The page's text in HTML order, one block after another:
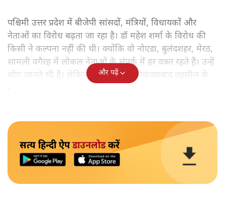
पश्चिमी उत्तर प्रदेश में बीजेपी सांसदों, मंत्रियों, विधायकों और
नेताओं का विरोध बढ़ता जा रहा है। डॉ महेश शर्मा के विरोध की
किसी ने कल्पना नहीं की थी। क्योंकि वो नोएडा, बुलंदशहर, मेरठ,
शामली वगैरह में लोकल नेताओं के संपर्क में हर वक्त रहते हैं। उन्हें
लोग जानते भी हैं। लेकिन बुलंदशहर की सिकंदराबाद तहसील के
गांव दुल्हेरा में लोगों ने उनका घेराव कर लिया।
और पढ़ें
सत्य हिन्दी ऐपडाउनलोडकरें